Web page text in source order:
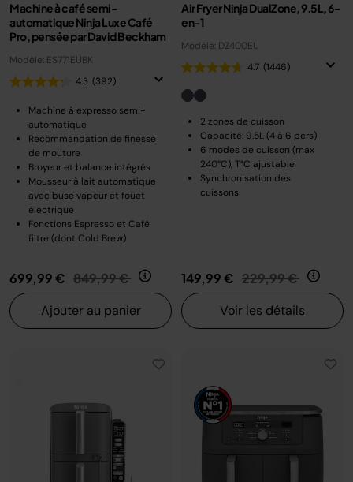
Machine à café semi-
automatique Ninja Luxe Café
Pro, pensée par David Beckham
Modèle: ES771EUBK
4.3 (392)
Machine à expresso semi-
automatique
Recommandation de finesse
de mouture
Broyeur et balance intégrés
Mousseur à lait automatique
avec buse vapeur et fouet
électrique
Fonctions Espresso et Café
filtre (dont Cold Brew)
699,99 € Prix réduit de
849,99 € au
Ajouter au panier
Air Fryer Ninja DualZone, 9.5L, 6-
en-1
Modèle: DZ400EU
4.7 (1446)
2 zones de cuisson
Capacité: 9.5L (4 à 6 pers)
6 modes de cuisson (max
240°C), T°C ajustable
Synchronisation des
cuissons
149,99 € Prix réduit de
229,99 € au
Voir les détails